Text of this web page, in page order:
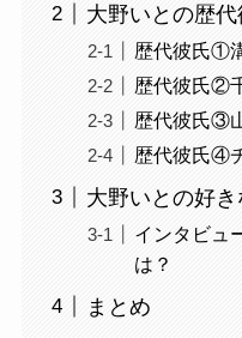
大野いとの歴代
歴代彼氏①
歴代彼氏②
歴代彼氏③
歴代彼氏④
大野いとの好
インタビュ
は？
まとめ